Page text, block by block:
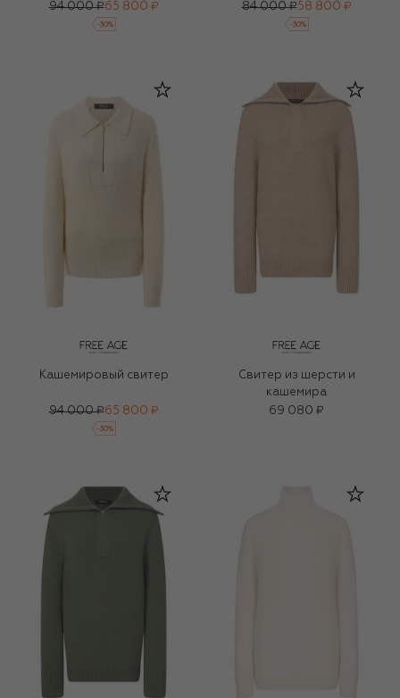
94 000 ₽65 800 ₽
-30%
84 000 ₽58 800 ₽
-30%
Кашемировый свитер
94 000 ₽65 800 ₽
-30%
Свитер из шерсти и
кашемира
69 080 ₽